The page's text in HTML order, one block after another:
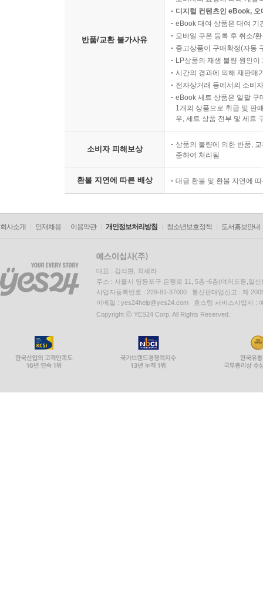
반품/교환 불가사유
디지털 컨텐츠인 eBook,
eBook 대여 상품은 대여 기
모바일 쿠폰 등록 후 취소/
중고상품이 구매확정(자동
LP상품의 재생 불량 원인
시간의 경과에 의해 재판매
전자상거래 등에서의 소비
eBook 세트 상품은 일괄 구
1개의 상품으로 취급 및 판
우, 세트 상품 전부 및 세트
소비자 피해보상
상품의 불량에 의한 반품,
준하여 처리됨
환불 지연에 따른 배상 대금 환불 및 환불 지연에
회사소개 인재채용 이용약관 개인정보처리방침 청소년보호정책 도서홍보안내
대표 : 김석환, 최세라
주소 : 서울시 영등포구 은행로 11, 5층~6층(여의도동,일신
사업자등록번호 : 229-81-37000 통신판매업신고 : 제
이메일 : yes24help@yes24.com 호스팅 서비스사업자 :
Copyright ⓒ YES24 Corp. All Rights Reserved.